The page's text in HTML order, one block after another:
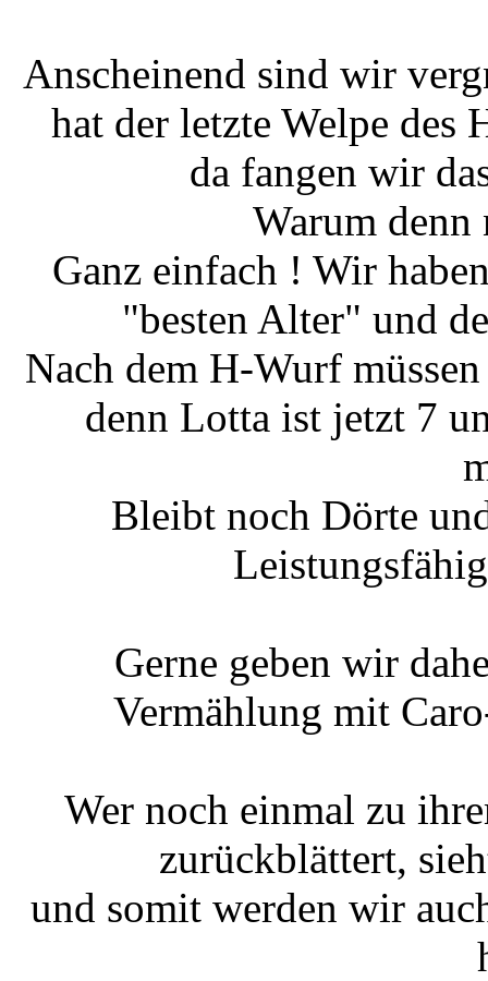
Anscheinend sind wir
hat der letzte Welpe des
da fangen wir
Warum denn
Ganz einfach ! Wir
"besten Alter" und
Nach dem H-Wurf
denn Lotta ist jetzt 7
Bleibt noch Dörte
Gerne geben wir
Vermählung mit
Wer noch einmal zu
zurückblättert,
und somit werden wir